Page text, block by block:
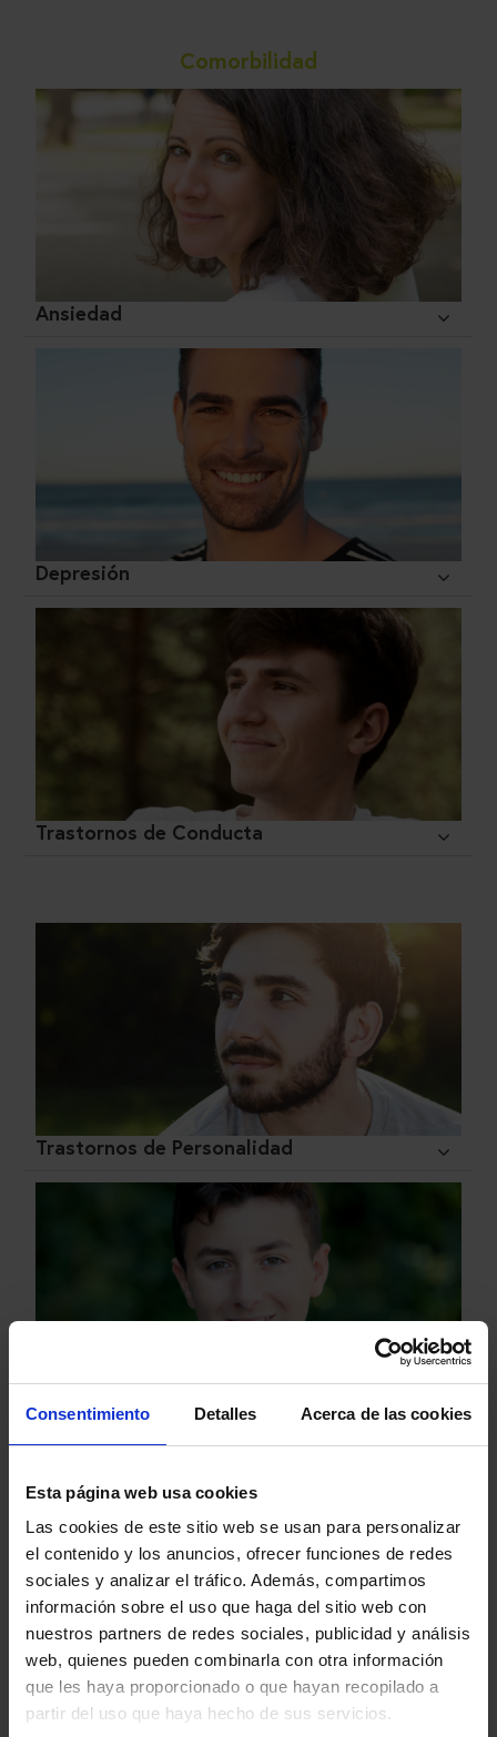
Consentimiento Detalles Acerca de las cookies
Esta página web usa cookies
Las cookies de este sitio web se usan para personalizar
el contenido y los anuncios, ofrecer funciones de redes
sociales y analizar el tráfico. Además, compartimos
información sobre el uso que haga del sitio web con
nuestros partners de redes sociales, publicidad y análisis
web, quienes pueden combinarla con otra información
que les haya proporcionado o que hayan recopilado a
partir del uso que haya hecho de sus servicios.
Comorbilidad
Ansiedad
Depresión
Trastornos de Conducta
Trastornos de Personalidad
Adicción a Sustancias
Trastorno por Déficit de Atención con y
sin Hiperactividad (TDA y TDAH)